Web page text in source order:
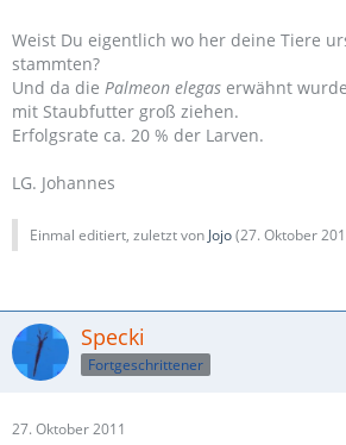
Weist Du eigentlich wo her deine Tiere
stammten?
Und da die Palmeon elegas erwähnt
mit Staubfutter groß ziehen.
Erfolgsrate ca. 20 % der Larven.
LG. Johannes
Einmal editiert, zuletzt von Jojo(27. Oktober
Specki
Fortgeschrittener
27. Oktober 2011